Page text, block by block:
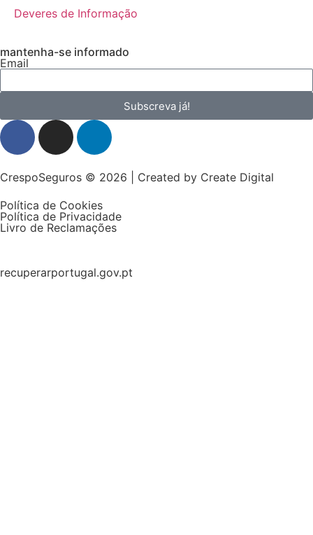
Deveres de Informação
mantenha-se informado
Email
Subscreva já!
CrespoSeguros © 2026 | Created by Create Digital
Política de Cookies
Política de Privacidade
Livro de Reclamações
recuperarportugal.gov.pt